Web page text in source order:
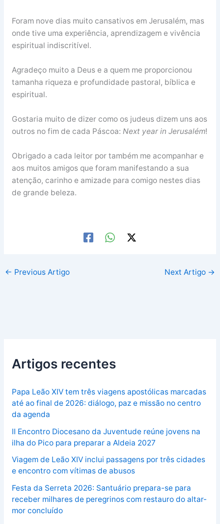
Foram nove dias muito cansativos em Jerusalém, mas
onde tive uma experiência, aprendizagem e vivência
espiritual indiscritível.
Agradeço muito a Deus e a quem me proporcionou
tamanha riqueza e profundidade pastoral, bíblica e
espiritual.
Gostaria muito de dizer como os judeus dizem uns aos
outros no fim de cada Páscoa: Next year in Jerusalém!
Obrigado a cada leitor por também me acompanhar e
aos muitos amigos que foram manifestando a sua
atenção, carinho e amizade para comigo nestes dias
de grande beleza.
← Previous Artigo Next Artigo →
Artigos recentes
Papa Leão XIV tem três viagens apostólicas marcadas
até ao final de 2026: diálogo, paz e missão no centro
da agenda
II Encontro Diocesano da Juventude reúne jovens na
ilha do Pico para preparar a Aldeia 2027
Viagem de Leão XIV inclui passagens por três cidades
e encontro com vítimas de abusos
Festa da Serreta 2026: Santuário prepara-se para
receber milhares de peregrinos com restauro do altar-
mor concluído